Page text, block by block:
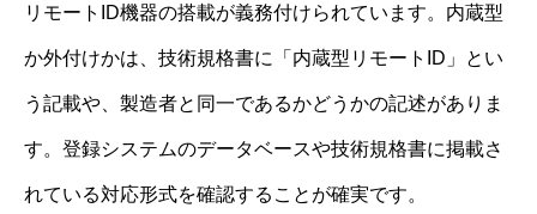
リモートID機器の搭載が義務付けられています。内蔵型
か外付けかは、技術規格書に「内蔵型リモートID」とい
う記載や、製造者と同一であるかどうかの記述がありま
す。登録システムのデータベースや技術規格書に掲載さ
れている対応形式を確認することが確実です。